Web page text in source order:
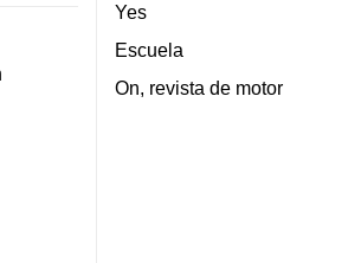
Yes
Escuela
On, revista de motor